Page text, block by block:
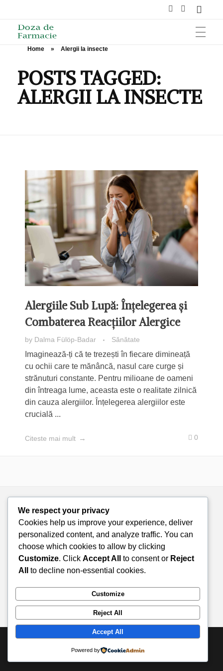
SĂNĂTATE
ÎNGRIJIRE ȘI FRUMUSEȚE
Home » Alergii la insecte
POSTS TAGGED:
ALERGII LA INSECTE
Alergiile Sub Lupă: Înțelegerea și
Combaterea Reacțiilor Alergice
by Dalma Fülöp-Badar Sănătate
Imaginează-ți că te trezești în fiecare dimineață
cu ochii care te mănâncă, nasul care curge și
strănuturi constante. Pentru milioane de oameni
din întreaga lume, aceasta este o realitate zilnică
din cauza alergiilor. Înțelegerea alergiilor este
crucială ...
Citeste mai mult 0
© 2026 Doza de Farmacie. All rights reserved.
We respect your privacy
Cookies help us improve your experience, deliver
personalized content, and analyze traffic. You can
choose which cookies to allow by clicking
Customize. Click Accept All to consent or Reject
All
to decline non-essential cookies.
Customize
Reject All
Accept All
Powered by